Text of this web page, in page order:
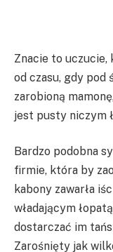
Znacie to uczucie,
od czasu, gdy pod
zarobioną
jest pusty niczym
Bardzo podobna
firmie, która by
kabony zawarła
władającym
dostarczać im
Zarośnięty jak